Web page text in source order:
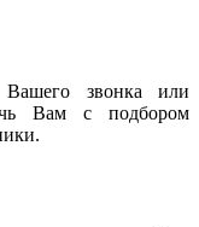
звонка или
Вам с подбором